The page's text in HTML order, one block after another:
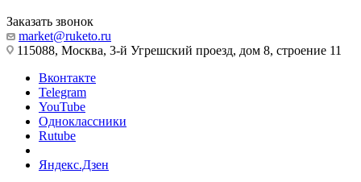
Заказать звонок
market@ruketo.ru
115088, Москва, 3-й Угрешский проезд, дом 8, строение 11
Вконтакте
Telegram
YouTube
Одноклассники
Rutube
Яндекс.Дзен